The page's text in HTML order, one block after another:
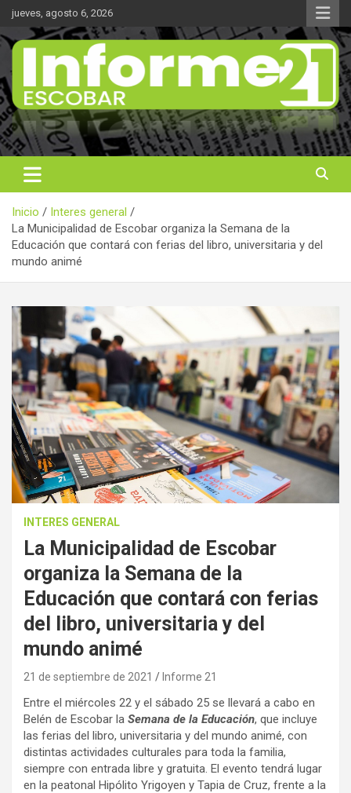
Saltar
contenido
jueves, agosto 6, 2026
Informe 21
Noticas reales
Inicio
Interes general
La Municipalidad de Escobar organiza la Semana de la
Educación que contará con ferias del libro, universitaria y del
mundo animé
INTERES GENERAL
La Municipalidad de Escobar
organiza la Semana de la
Educación que contará con ferias
del libro, universitaria y del
mundo animé
21 de septiembre de 2021 Informe 21
Entre el miércoles 22 y el sábado 25 se llevará a cabo en
Belén de Escobar la Semana de la Educación, que incluye
las ferias del libro, universitaria y del mundo animé, con
distintas actividades culturales para toda la familia,
siempre con entrada libre y gratuita. El evento tendrá lugar
en la peatonal Hipólito Yrigoyen y Tapia de Cruz, frente a la